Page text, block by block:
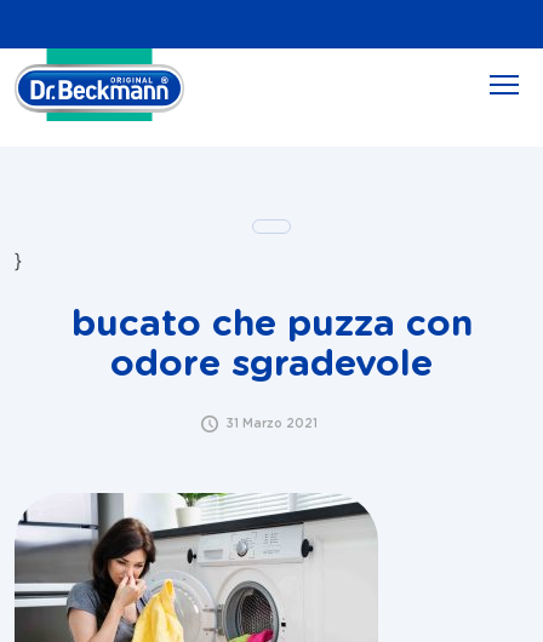
}
bucato che puzza con
odore sgradevole
31 Marzo 2021